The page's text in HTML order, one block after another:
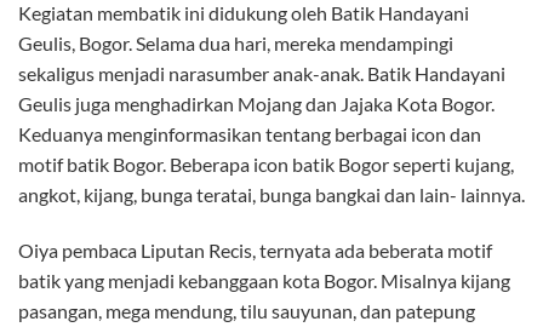
Kegiatan membatik ini didukung oleh Batik Handayani
Geulis, Bogor. Selama dua hari, mereka mendampingi
sekaligus menjadi narasumber anak-anak. Batik Handayani
Geulis juga menghadirkan Mojang dan Jajaka Kota Bogor.
Keduanya menginformasikan tentang berbagai icon dan
motif batik Bogor. Beberapa icon batik Bogor seperti kujang,
angkot, kijang, bunga teratai, bunga bangkai dan lain- lainnya.
Oiya pembaca Liputan Recis, ternyata ada beberata motif
batik yang menjadi kebanggaan kota Bogor. Misalnya kijang
pasangan, mega mendung, tilu sauyunan, dan patepung